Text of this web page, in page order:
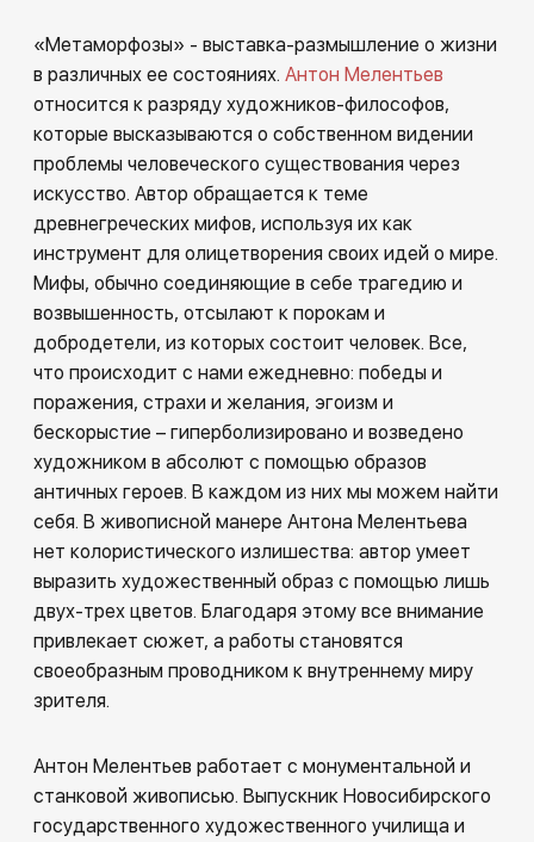
«Метаморфозы» - выставка-размышление о жизни
в различных ее состояниях. Антон Мелентьев
относится к разряду художников-философов,
которые высказываются о собственном видении
проблемы человеческого существования через
искусство. Автор обращается к теме
древнегреческих мифов, используя их как
инструмент для олицетворения своих идей о мире.
Мифы, обычно соединяющие в себе трагедию и
возвышенность, отсылают к порокам и
добродетели, из которых состоит человек. Все,
что происходит с нами ежедневно: победы и
поражения, страхи и желания, эгоизм и
бескорыстие – гиперболизировано и возведено
художником в абсолют с помощью образов
античных героев. В каждом из них мы можем найти
себя. В живописной манере Антона Мелентьева
нет колористического излишества: автор умеет
выразить художественный образ с помощью лишь
двух-трех цветов. Благодаря этому все внимание
привлекает сюжет, а работы становятся
своеобразным проводником к внутреннему миру
зрителя.
Антон Мелентьев работает с монументальной и
станковой живописью. Выпускник Новосибирского
государственного художественного училища и